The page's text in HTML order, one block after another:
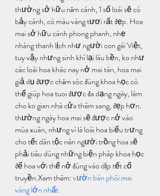
thường sở hữu năm cánh, 1 số loài sẽ có
bảy cánh, có màu vàng tươi rất đẹp. Hoa
mai sở hữu cánh phong phanh, nhẹ
nhàng thanh lịch như người con gái Việt,
tuy vậy nhưng sinh khí lại lâu bền, ko như
các loài hoa khác nay nở mai tàn, hoa mai
giả dụ được chăm sóc đúng khoa học có
thể giúp hoa tuoi được đa dạng ngày, làm
cho ko gian nhà cửa thêm sang, đẹp hơn.
thường ngày hoa mai sẽ được nở vào
mùa xuân, nhưng vì là loài hoa biểu trưng
cho tết dân tộc nên người trồng hoa sẽ
phải tiêu dùng những biện pháp khoa học
để hoa với thể nở đúng vào dịp tết cổ
truyền.Xem thêm: vườn bán phôi mai
vàng lớn nhất